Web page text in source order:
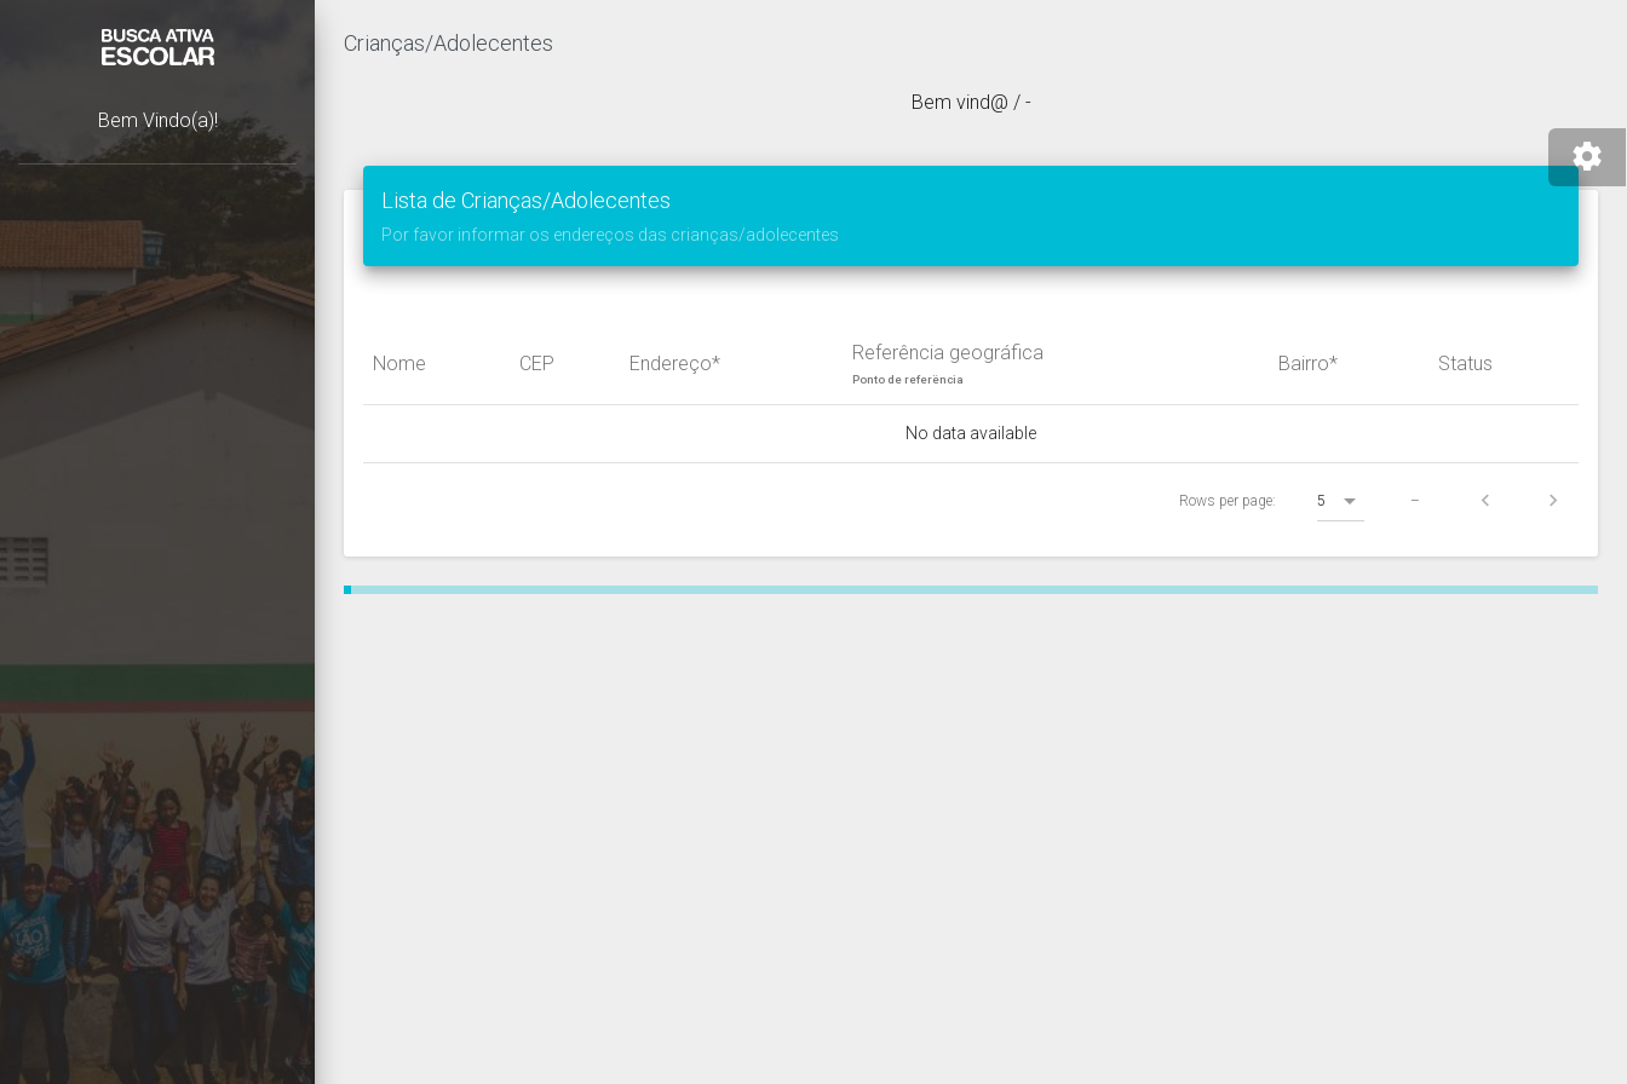
Crianças/Adolecentes
Bem Vindo(a)!
Bem vind@ / -
Lista de Crianças/Adolecentes
Por favor informar os endereços das crianças/adolecentes
Nome CEP Endereço* Referência geográfica
Ponto de referëncia
Bairro* Status
No data available
Rows per page: 5 –